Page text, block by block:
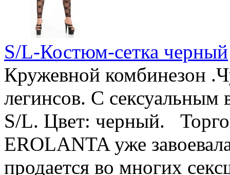
S/L-Костюм-сетка черный
Кружевной комбинезон
легинсов. С
S/L. Цвет: черный.
EROLANTA уже
продается во многих